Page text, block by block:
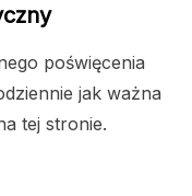
poświęcenia
jak ważna
tej stronie.